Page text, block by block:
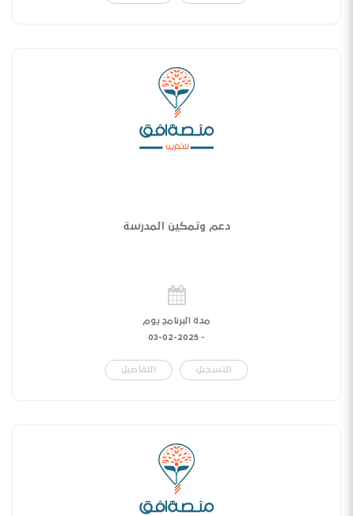
دعم وتمكين المدرسة
مدة البرنامج يوم
-
03-02-2025
التسجيل التفاصيل